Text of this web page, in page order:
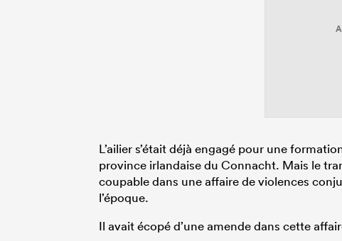
L’ailier s’était déjà engagé pour une
province irlandaise du Connacht. Mais le
coupable dans une affaire de violences
l’époque.
Il avait écopé d’une amende dans cette